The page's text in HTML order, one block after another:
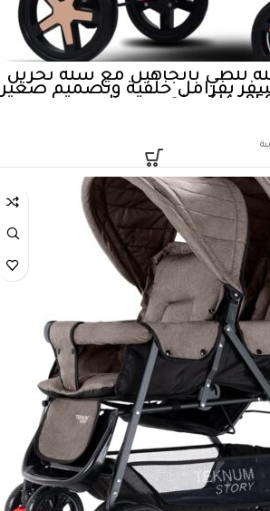
للطي باتجاهين مع سلة تخزين
سفر بفرامل خلفية وتصميم صغير